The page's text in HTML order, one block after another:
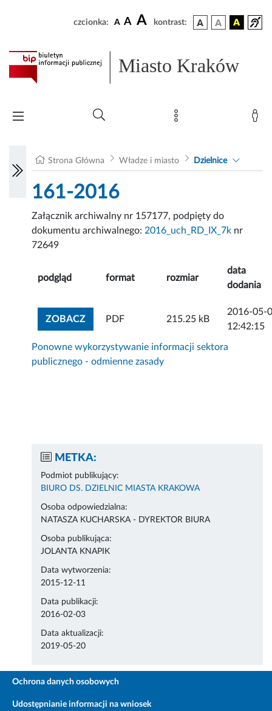
czcionka: A A A kontrast:
Miasto Kraków
Strona Główna Władze i miasto Dzielnice
161-2016
Załącznik archiwalny nr 157177, podpięty do
dokumentu archiwalnego: 2016_uch_RD_IX_7k nr
72649
podgląd format rozmiar
data
dodania
ZOBACZZOBACZ ZAŁĄCZNIK
PDF 215.25 kB
2016-05-
12:42:15
Ponowne wykorzystywanie informacji sektora
publicznego - odmienne zasady
METKA:
Podmiot publikujący:
BIURO DS. DZIELNIC MIASTA KRAKOWA
Osoba odpowiedzialna:
NATASZA KUCHARSKA - DYREKTOR BIURA
Osoba publikująca:
JOLANTA KNAPIK
Data wytworzenia:
2015-12-11
Data publikacji:
2016-02-03
Data aktualizacji:
2019-05-20
Ochrona danych osobowych
Udostępnianie informacji na wniosek